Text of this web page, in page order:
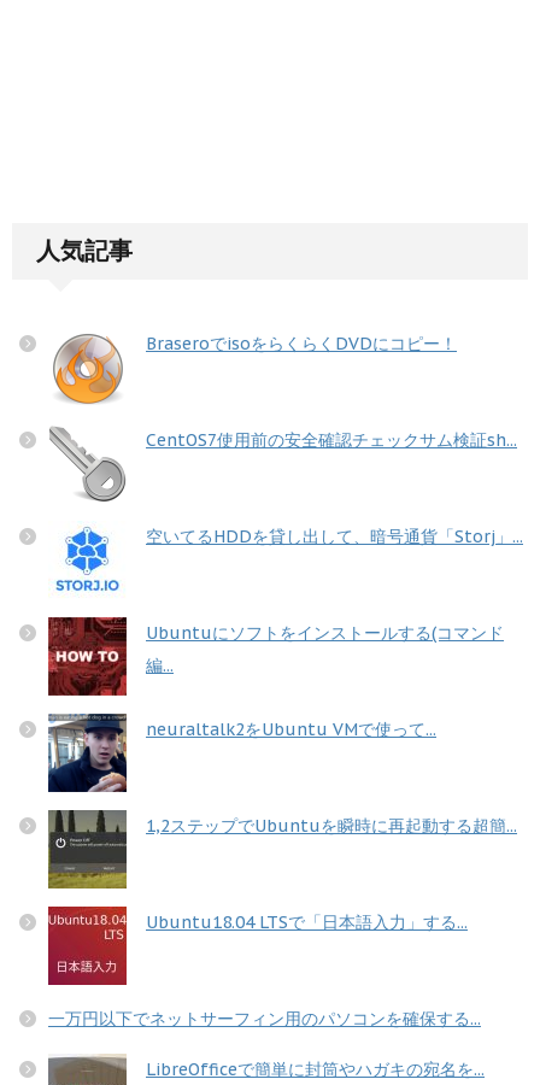
人気記事
BraseroでisoをらくらくDVDにコピー！
CentOS7使用前の安全確認チェックサム検証sh...
空いてるHDDを貸し出して、暗号通貨「Storj」...
Ubuntuにソフトをインストールする(コマンド
編...
neuraltalk2をUbuntu VMで使って...
1,2ステップでUbuntuを瞬時に再起動する超簡...
Ubuntu18.04 LTSで「日本語入力」する...
一万円以下でネットサーフィン用のパソコンを確保する...
LibreOfficeで簡単に封筒やハガキの宛名を...